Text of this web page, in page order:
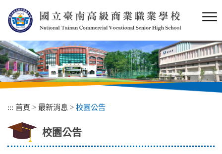
內
容
區
塊
::: 首頁 > 最新消息 > 校園公告
校園公告